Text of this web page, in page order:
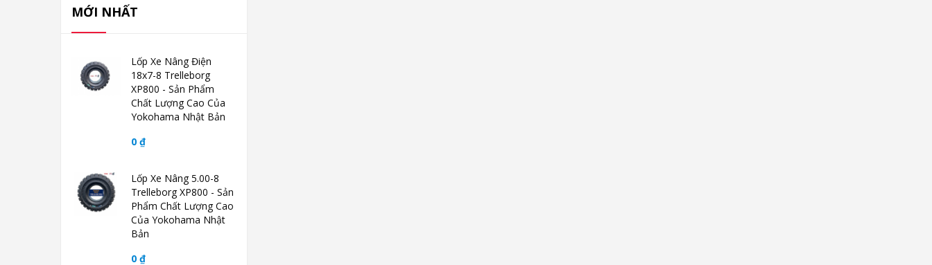
MỚI NHẤT
Lốp Xe Nâng Điện
18x7-8 Trelleborg
XP800 - Sản Phẩm
Chất Lượng Cao Của
Yokohama Nhật Bản
0 ₫
Lốp Xe Nâng 5.00-8
Trelleborg XP800 - Sản
Phẩm Chất Lượng Cao
Của Yokohama Nhật
Bản
0 ₫